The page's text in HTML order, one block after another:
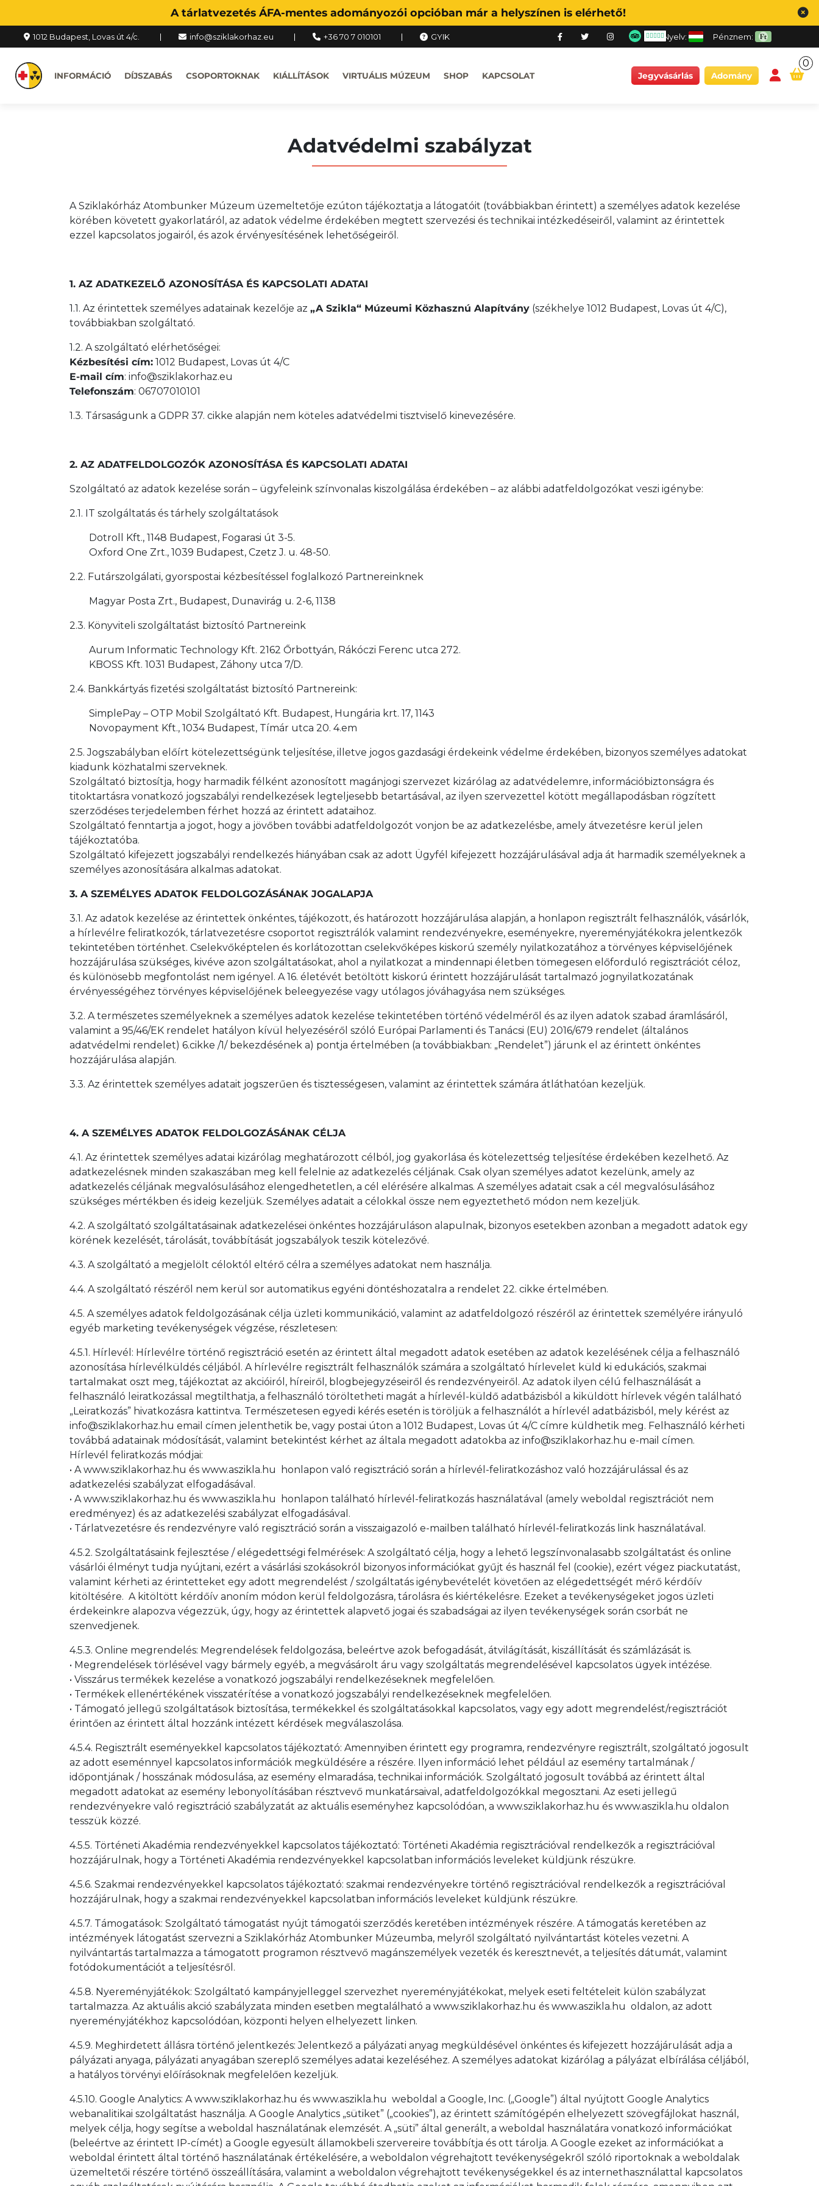
A tárlatvezetés ÁFA-mentes adományozói opcióban már a helyszínen is elérhető!
1012 Budapest, Lovas út 4/c. info@sziklakorhaz.eu +36 70 7 010101 GYIK Nyelv: Pénznem:
INFORMÁCIÓ DÍJSZABÁS CSOPORTOKNAK KIÁLLÍTÁSOK VIRTUÁLIS MÚZEUM SHOP KAPCSOLAT Jegyvásárlás Adomány
0
Adatvédelmi szabályzat
A Sziklakórház Atombunker Múzeum üzemeltetője ezúton tájékoztatja a látogatóit (továbbiakban érintett) a személyes adatok kezelése
körében követett gyakorlatáról, az adatok védelme érdekében megtett szervezési és technikai intézkedéseiről, valamint az érintettek
ezzel kapcsolatos jogairól, és azok érvényesítésének lehetőségeiről.
1. AZ ADATKEZELŐ AZONOSÍTÁSA ÉS KAPCSOLATI ADATAI
1.1. Az érintettek személyes adatainak kezelője az „A Szikla“ Múzeumi Közhasznú Alapítvány (székhelye 1012 Budapest, Lovas út 4/C),
továbbiakban szolgáltató.
1.2. A szolgáltató elérhetőségei:
Kézbesítési cím: 1012 Budapest, Lovas út 4/C
E-mail cím: info@sziklakorhaz.eu
Telefonszám: 06707010101
1.3. Társaságunk a GDPR 37. cikke alapján nem köteles adatvédelmi tisztviselő kinevezésére.
2. AZ ADATFELDOLGOZÓK AZONOSÍTÁSA ÉS KAPCSOLATI ADATAI
Szolgáltató az adatok kezelése során – ügyfeleink színvonalas kiszolgálása érdekében – az alábbi adatfeldolgozókat veszi igénybe:
2.1. IT szolgáltatás és tárhely szolgáltatások
Dotroll Kft., 1148 Budapest, Fogarasi út 3-5.
Oxford One Zrt., 1039 Budapest, Czetz J. u. 48-50.
2.2. Futárszolgálati, gyorspostai kézbesítéssel foglalkozó Partnereinknek
Magyar Posta Zrt., Budapest, Dunavirág u. 2-6, 1138
2.3. Könyviteli szolgáltatást biztosító Partnereink
Aurum Informatic Technology Kft. 2162 Őrbottyán, Rákóczi Ferenc utca 272.
KBOSS Kft. 1031 Budapest, Záhony utca 7/D.
2.4. Bankkártyás fizetési szolgáltatást biztosító Partnereink:
SimplePay – OTP Mobil Szolgáltató Kft. Budapest, Hungária krt. 17, 1143
Novopayment Kft., 1034 Budapest, Tímár utca 20. 4.em
2.5. Jogszabályban előírt kötelezettségünk teljesítése, illetve jogos gazdasági érdekeink védelme érdekében, bizonyos személyes adatokat
kiadunk közhatalmi szerveknek.
Szolgáltató biztosítja, hogy harmadik félként azonosított magánjogi szervezet kizárólag az adatvédelemre, információbiztonságra és
titoktartásra vonatkozó jogszabályi rendelkezések legteljesebb betartásával, az ilyen szervezettel kötött megállapodásban rögzített
szerződéses terjedelemben férhet hozzá az érintett adataihoz.
Szolgáltató fenntartja a jogot, hogy a jövőben további adatfeldolgozót vonjon be az adatkezelésbe, amely átvezetésre kerül jelen
tájékoztatóba.
Szolgáltató kifejezett jogszabályi rendelkezés hiányában csak az adott Ügyfél kifejezett hozzájárulásával adja át harmadik személyeknek a
személyes azonosítására alkalmas adatokat.
3. A SZEMÉLYES ADATOK FELDOLGOZÁSÁNAK JOGALAPJA
3.1. Az adatok kezelése az érintettek önkéntes, tájékozott, és határozott hozzájárulása alapján, a honlapon regisztrált felhasználók, vásárlók,
a hírlevélre feliratkozók, tárlatvezetésre csoportot regisztrálók valamint rendezvényekre, eseményekre, nyereményjátékokra jelentkezők
tekintetében történhet. Cselekvőképtelen és korlátozottan cselekvőképes kiskorú személy nyilatkozatához a törvényes képviselőjének
hozzájárulása szükséges, kivéve azon szolgáltatásokat, ahol a nyilatkozat a mindennapi életben tömegesen előforduló regisztrációt céloz,
és különösebb megfontolást nem igényel. A 16. életévét betöltött kiskorú érintett hozzájárulását tartalmazó jognyilatkozatának
érvényességéhez törvényes képviselőjének beleegyezése vagy utólagos jóváhagyása nem szükséges.
3.2. A természetes személyeknek a személyes adatok kezelése tekintetében történő védelméről és az ilyen adatok szabad áramlásáról,
valamint a 95/46/EK rendelet hatályon kívül helyezéséről szóló Európai Parlamenti és Tanácsi (EU) 2016/679 rendelet (általános
adatvédelmi rendelet) 6.cikke /1/ bekezdésének a) pontja értelmében (a továbbiakban: „Rendelet”) járunk el az érintett önkéntes
hozzájárulása alapján.
3.3. Az érintettek személyes adatait jogszerűen és tisztességesen, valamint az érintettek számára átláthatóan kezeljük.
4. A SZEMÉLYES ADATOK FELDOLGOZÁSÁNAK CÉLJA
4.1. Az érintettek személyes adatai kizárólag meghatározott célból, jog gyakorlása és kötelezettség teljesítése érdekében kezelhető. Az
adatkezelésnek minden szakaszában meg kell felelnie az adatkezelés céljának. Csak olyan személyes adatot kezelünk, amely az
adatkezelés céljának megvalósulásához elengedhetetlen, a cél elérésére alkalmas. A személyes adatait csak a cél megvalósulásához
szükséges mértékben és ideig kezeljük. Személyes adatait a célokkal össze nem egyeztethető módon nem kezeljük.
4.2. A szolgáltató szolgáltatásainak adatkezelései önkéntes hozzájáruláson alapulnak, bizonyos esetekben azonban a megadott adatok egy
körének kezelését, tárolását, továbbítását jogszabályok teszik kötelezővé.
4.3. A szolgáltató a megjelölt céloktól eltérő célra a személyes adatokat nem használja.
4.4. A szolgáltató részéről nem kerül sor automatikus egyéni döntéshozatalra a rendelet 22. cikke értelmében.
4.5. A személyes adatok feldolgozásának célja üzleti kommunikáció, valamint az adatfeldolgozó részéről az érintettek személyére irányuló
egyéb marketing tevékenységek végzése, részletesen:
4.5.1. Hírlevél: Hírlevélre történő regisztráció esetén az érintett által megadott adatok esetében az adatok kezelésének célja a felhasználó
azonosítása hírlevélküldés céljából. A hírlevélre regisztrált felhasználók számára a szolgáltató hírlevelet küld ki edukációs, szakmai
tartalmakat oszt meg, tájékoztat az akcióiról, híreiről, blogbejegyzéseiről és rendezvényeiről. Az adatok ilyen célú felhasználását a
felhasználó leiratkozással megtilthatja, a felhasználó töröltetheti magát a hírlevél-küldő adatbázisból a kiküldött hírlevek végén található
„Leiratkozás” hivatkozásra kattintva. Természetesen egyedi kérés esetén is töröljük a felhasználót a hírlevél adatbázisból, mely kérést az
info@sziklakorhaz.hu email címen jelenthetik be, vagy postai úton a 1012 Budapest, Lovas út 4/C címre küldhetik meg. Felhasználó kérheti
továbbá adatainak módosítását, valamint betekintést kérhet az általa megadott adatokba az info@sziklakorhaz.hu e-mail címen.
Hírlevél feliratkozás módjai:
• A www.sziklakorhaz.hu és www.aszikla.hu honlapon való regisztráció során a hírlevél-feliratkozáshoz való hozzájárulással és az
adatkezelési szabályzat elfogadásával.
• A www.sziklakorhaz.hu és www.aszikla.hu honlapon található hírlevél-feliratkozás használatával (amely weboldal regisztrációt nem
eredményez) és az adatkezelési szabályzat elfogadásával.
• Tárlatvezetésre és rendezvényre való regisztráció során a visszaigazoló e-mailben található hírlevél-feliratkozás link használatával.
4.5.2. Szolgáltatásaink fejlesztése / elégedettségi felmérések: A szolgáltató célja, hogy a lehető legszínvonalasabb szolgáltatást és online
vásárlói élményt tudja nyújtani, ezért a vásárlási szokásokról bizonyos információkat gyűjt és használ fel (cookie), ezért végez piackutatást,
valamint kérheti az érintetteket egy adott megrendelést / szolgáltatás igénybevételét követően az elégedettségét mérő kérdőív
kitöltésére. A kitöltött kérdőív anoním módon kerül feldolgozásra, tárolásra és kiértékelésre. Ezeket a tevékenységeket jogos üzleti
érdekeinkre alapozva végezzük, úgy, hogy az érintettek alapvető jogai és szabadságai az ilyen tevékenységek során csorbát ne
szenvedjenek.
4.5.3. Online megrendelés: Megrendelések feldolgozása, beleértve azok befogadását, átvilágítását, kiszállítását és számlázását is.
• Megrendelések törlésével vagy bármely egyéb, a megvásárolt áru vagy szolgáltatás megrendelésével kapcsolatos ügyek intézése.
• Visszárus termékek kezelése a vonatkozó jogszabályi rendelkezéseknek megfelelően.
• Termékek ellenértékének visszatérítése a vonatkozó jogszabályi rendelkezéseknek megfelelően.
• Támogató jellegű szolgáltatások biztosítása, termékekkel és szolgáltatásokkal kapcsolatos, vagy egy adott megrendelést/regisztrációt
érintően az érintett által hozzánk intézett kérdések megválaszolása.
4.5.4. Regisztrált eseményekkel kapcsolatos tájékoztató: Amennyiben érintett egy programra, rendezvényre regisztrált, szolgáltató jogosult
az adott eseménnyel kapcsolatos információk megküldésére a részére. Ilyen információ lehet például az esemény tartalmának /
időpontjának / hosszának módosulása, az esemény elmaradása, technikai információk. Szolgáltató jogosult továbbá az érintett által
megadott adatokat az esemény lebonyolításában résztvevő munkatársaival, adatfeldolgozókkal megosztani. Az eseti jellegű
rendezvényekre való regisztráció szabályzatát az aktuális eseményhez kapcsolódóan, a www.sziklakorhaz.hu és www.aszikla.hu oldalon
tesszük közzé.
4.5.5. Történeti Akadémia rendezvényekkel kapcsolatos tájékoztató: Történeti Akadémia regisztrációval rendelkezők a regisztrációval
hozzájárulnak, hogy a Történeti Akadémia rendezvényekkel kapcsolatban információs leveleket küldjünk részükre.
4.5.6. Szakmai rendezvényekkel kapcsolatos tájékoztató: szakmai rendezvényekre történő regisztrációval rendelkezők a regisztrációval
hozzájárulnak, hogy a szakmai rendezvényekkel kapcsolatban információs leveleket küldjünk részükre.
4.5.7. Támogatások: Szolgáltató támogatást nyújt támogatói szerződés keretében intézmények részére. A támogatás keretében az
intézmények látogatást szervezni a Sziklakórház Atombunker Múzeumba, melyről szolgáltató nyilvántartást köteles vezetni. A
nyilvántartás tartalmazza a támogatott programon résztvevő magánszemélyek vezeték és keresztnevét, a teljesítés dátumát, valamint
fotódokumentációt a teljesítésről.
4.5.8. Nyereményjátékok: Szolgáltató kampányjelleggel szervezhet nyereményjátékokat, melyek eseti feltételeit külön szabályzat
tartalmazza. Az aktuális akció szabályzata minden esetben megtalálható a www.sziklakorhaz.hu és www.aszikla.hu oldalon, az adott
nyereményjátékhoz kapcsolódóan, központi helyen elhelyezett linken.
4.5.9. Meghirdetett állásra történő jelentkezés: Jelentkező a pályázati anyag megküldésével önkéntes és kifejezett hozzájárulását adja a
pályázati anyaga, pályázati anyagában szereplő személyes adatai kezeléséhez. A személyes adatokat kizárólag a pályázat elbírálása céljából,
a hatályos törvényi előírásoknak megfelelően kezeljük.
4.5.10. Google Analytics: A www.sziklakorhaz.hu és www.aszikla.hu weboldal a Google, Inc. („Google”) által nyújtott Google Analytics
webanalitikai szolgáltatást használja. A Google Analytics „sütiket” („cookies”), az érintett számítógépén elhelyezett szövegfájlokat használ,
melyek célja, hogy segítse a weboldal használatának elemzését. A „süti” által generált, a weboldal használatára vonatkozó információkat
(beleértve az érintett IP-címét) a Google egyesült államokbeli szervereire továbbítja és ott tárolja. A Google ezeket az információkat a
weboldal érintett által történő használatának értékelésére, a weboldalon végrehajtott tevékenységekről szóló riportoknak a weboldalak
üzemeltetői részére történő összeállítására, valamint a weboldalon végrehajtott tevékenységekkel és az internethasználattal kapcsolatos